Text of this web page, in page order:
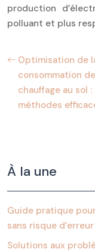
production
polluant et plus
Optimisation de
consommation de
chauffage au sol :
méthodes
À la une
Guide pratique
sans risque d’erreur
Solutions aux